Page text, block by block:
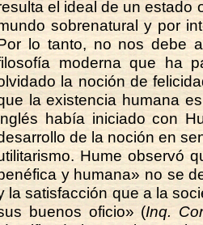
el ideal de un estado
sobrenatural y por
lo tanto, no nos debe
moderna que ha
la noción de
la existencia humana
había iniciado con
de la noción en
Hume observó
y humana» no se
la satisfacción que a la
buenos oficio» (Inq.